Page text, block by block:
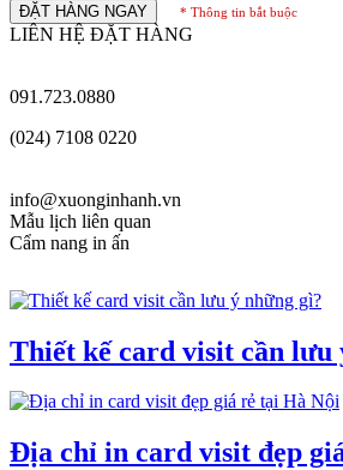
ĐẶT HÀNG NGAY * Thông tin bắt buộc
LIÊN HỆ ĐẶT HÀNG
091.723.0880
(024) 7108 0220
info@xuonginhanh.vn
Mẫu lịch liên quan
Cẩm nang in ấn
Thiết kế card visit cần lưu
Địa chỉ in card visit đẹp